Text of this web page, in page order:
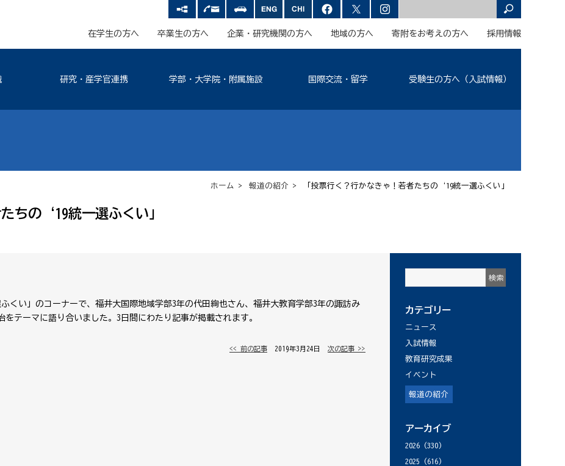
在学生の方へ 卒業生の方へ 企業・研究機関の方へ 地域の方へ 寄附をお考えの方へ 採用情報
研究・産学官連携 学部・大学院・附属施設 国際交流・留学 受験生の方へ（入試情報）
ホーム > 報道の紹介 > 「投票行く？行かなきゃ！若者たちの‘19統一選ふくい」
ちの‘19統一選ふくい」
くい」のコーナーで、福井大国際地域学部3年の代田絢也さん、福井大教育学部3年の諏訪み
テーマに語り合いました。3日間にわたり記事が掲載されます。
<< 前の記事 │ 2019年3月24日 │ 次の記事 >>
カテゴリー
ニュース
入試情報
教育研究成果
イベント
報道の紹介
アーカイブ
2026 (330)
2025 (616)